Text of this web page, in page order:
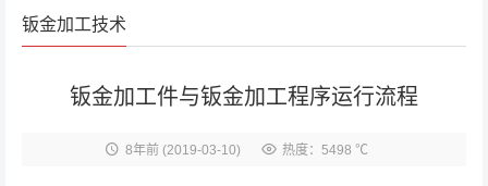
钣金加工技术
钣金加工件与钣金加工程序运行流程
8年前(2019-03-10) 热度：5498 ℃